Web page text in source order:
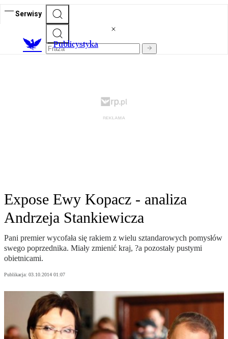
Serwisy
Publicystyka
Expose Ewy Kopacz - analiza
Andrzeja Stankiewicza
Pani premier wycofała się rakiem z wielu sztandarowych pomysłów
swego poprzednika. Miały zmienić kraj, ?a pozostały pustymi
obietnicami.
Publikacja: 03.10.2014 01:07